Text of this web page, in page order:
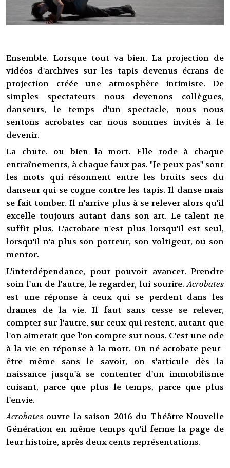
Ensemble. Lorsque tout va bien. La projection de
vidéos d'archives sur les tapis devenus écrans de
projection créée une atmosphère intimiste. De
simples spectateurs nous devenons collègues,
danseurs, le temps d'un spectacle, nous nous
sentons acrobates car nous sommes invités à le
devenir.
La chute. ou bien la mort. Elle rode à chaque
entraînements, à chaque faux pas. "Je peux pas" sont
les mots qui résonnent entre les bruits secs du
danseur qui se cogne contre les tapis. Il danse mais
se fait tomber. Il n'arrive plus à se relever alors qu'il
excelle toujours autant dans son art. Le talent ne
suffit plus. L'acrobate n'est plus lorsqu'il est seul,
lorsqu'il n'a plus son porteur, son voltigeur, ou son
mentor.
L'interdépendance, pour pouvoir avancer. Prendre
soin l'un de l'autre, le regarder, lui sourire.Acrobates
est une réponse à ceux qui se perdent dans les
drames de la vie. Il faut sans cesse se relever,
compter sur l'autre, sur ceux qui restent, autant que
l'on aimerait que l'on compte sur nous. C'est une ode
à la vie en réponse à la mort. On né acrobate peut-
être même sans le savoir, on s'articule dès la
naissance jusqu'à se contenter d'un immobilisme
cuisant, parce que plus le temps, parce que plus
l'envie.
Acrobates ouvre la saison 2016 du Théâtre Nouvelle
Génération en même temps qu'il ferme la page de
leur histoire, après deux cents représentations.